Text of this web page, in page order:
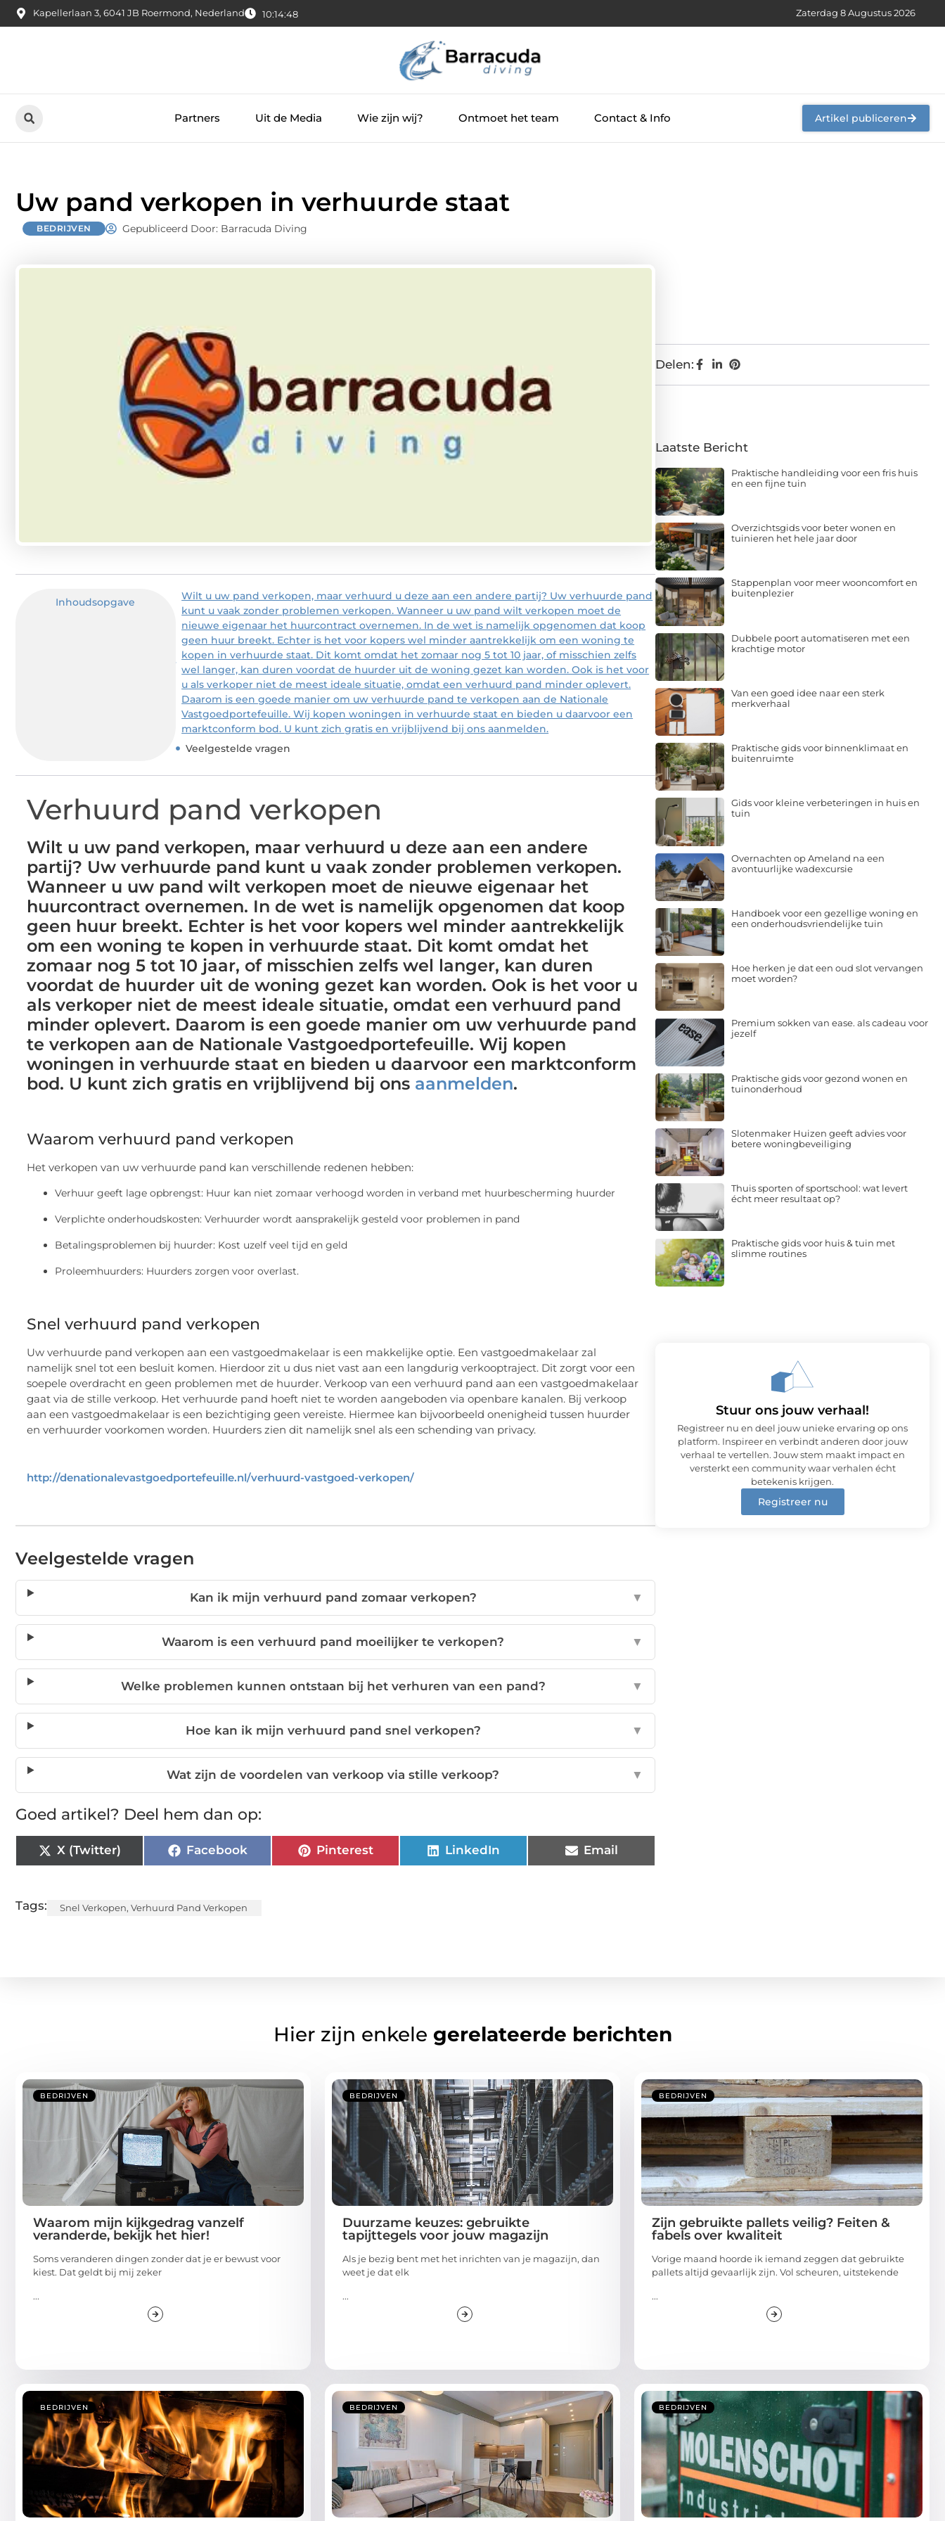
Kapellerlaan 3, 6041 JB Roermond, Nederland 10:14:50 Zaterdag 8 Augustus 2026
Partners Uit de Media Wie zijn wij? Ontmoet het team Contact & Info Artikel publiceren
Uw pand verkopen in verhuurde staat
BEDRIJVEN Gepubliceerd Door: Barracuda Diving
Inhoudsopgave
Wilt u uw pand verkopen, maar verhuurd u deze aan een andere partij? Uw verhuurde pand
kunt u vaak zonder problemen verkopen. Wanneer u uw pand wilt verkopen moet de
nieuwe eigenaar het huurcontract overnemen. In de wet is namelijk opgenomen dat koop
geen huur breekt. Echter is het voor kopers wel minder aantrekkelijk om een woning te
kopen in verhuurde staat. Dit komt omdat het zomaar nog 5 tot 10 jaar, of misschien zelfs
wel langer, kan duren voordat de huurder uit de woning gezet kan worden. Ook is het voor
u als verkoper niet de meest ideale situatie, omdat een verhuurd pand minder oplevert.
Daarom is een goede manier om uw verhuurde pand te verkopen aan de Nationale
Vastgoedportefeuille. Wij kopen woningen in verhuurde staat en bieden u daarvoor een
marktconform bod. U kunt zich gratis en vrijblijvend bij ons aanmelden.
Veelgestelde vragen
Verhuurd pand verkopen
Wilt u uw pand verkopen, maar verhuurd u deze aan een andere
partij? Uw verhuurde pand kunt u vaak zonder problemen verkopen.
Wanneer u uw pand wilt verkopen moet de nieuwe eigenaar het
huurcontract overnemen. In de wet is namelijk opgenomen dat koop
geen huur breekt. Echter is het voor kopers wel minder aantrekkelijk
om een woning te kopen in verhuurde staat. Dit komt omdat het
zomaar nog 5 tot 10 jaar, of misschien zelfs wel langer, kan duren
voordat de huurder uit de woning gezet kan worden. Ook is het voor u
als verkoper niet de meest ideale situatie, omdat een verhuurd pand
minder oplevert. Daarom is een goede manier om uw verhuurde pand
te verkopen aan de Nationale Vastgoedportefeuille. Wij kopen
woningen in verhuurde staat en bieden u daarvoor een marktconform
bod. U kunt zich gratis en vrijblijvend bij ons aanmelden.
Waarom verhuurd pand verkopen
Het verkopen van uw verhuurde pand kan verschillende redenen hebben:
Verhuur geeft lage opbrengst: Huur kan niet zomaar verhoogd worden in verband met huurbescherming huurder
Verplichte onderhoudskosten: Verhuurder wordt aansprakelijk gesteld voor problemen in pand
Betalingsproblemen bij huurder: Kost uzelf veel tijd en geld
Proleemhuurders: Huurders zorgen voor overlast.
Snel verhuurd pand verkopen
Uw verhuurde pand verkopen aan een vastgoedmakelaar is een makkelijke optie. Een vastgoedmakelaar zal
namelijk snel tot een besluit komen. Hierdoor zit u dus niet vast aan een langdurig verkooptraject. Dit zorgt voor een
soepele overdracht en geen problemen met de huurder. Verkoop van een verhuurd pand aan een vastgoedmakelaar
gaat via de stille verkoop. Het verhuurde pand hoeft niet te worden aangeboden via openbare kanalen. Bij verkoop
aan een vastgoedmakelaar is een bezichtiging geen vereiste. Hiermee kan bijvoorbeeld onenigheid tussen huurder
en verhuurder voorkomen worden. Huurders zien dit namelijk snel als een schending van privacy.
http://denationalevastgoedportefeuille.nl/verhuurd-vastgoed-verkopen/
Veelgestelde vragen
Kan ik mijn verhuurd pand zomaar verkopen? ▼
Waarom is een verhuurd pand moeilijker te verkopen? ▼
Welke problemen kunnen ontstaan bij het verhuren van een pand? ▼
Hoe kan ik mijn verhuurd pand snel verkopen? ▼
Wat zijn de voordelen van verkoop via stille verkoop? ▼
Goed artikel? Deel hem dan op:
X (Twitter) Facebook Pinterest LinkedIn Email
Tags: Snel Verkopen, Verhuurd Pand Verkopen
Delen:
Laatste Bericht
Praktische handleiding voor een fris huis
en een fijne tuin
Overzichtsgids voor beter wonen en
tuinieren het hele jaar door
Stappenplan voor meer wooncomfort en
buitenplezier
Dubbele poort automatiseren met een
krachtige motor
Van een goed idee naar een sterk
merkverhaal
Praktische gids voor binnenklimaat en
buitenruimte
Gids voor kleine verbeteringen in huis en
tuin
Overnachten op Ameland na een
avontuurlijke wadexcursie
Handboek voor een gezellige woning en
een onderhoudsvriendelijke tuin
Hoe herken je dat een oud slot vervangen
moet worden?
Premium sokken van ease. als cadeau voor
jezelf
Praktische gids voor gezond wonen en
tuinonderhoud
Slotenmaker Huizen geeft advies voor
betere woningbeveiliging
Thuis sporten of sportschool: wat levert
écht meer resultaat op?
Praktische gids voor huis & tuin met
slimme routines
Stuur ons jouw verhaal!
Registreer nu en deel jouw unieke ervaring op ons
platform. Inspireer en verbindt anderen door jouw
verhaal te vertellen. Jouw stem maakt impact en
versterkt een community waar verhalen écht
betekenis krijgen.
Registreer nu
Hier zijn enkele gerelateerde berichten
BEDRIJVEN
Waarom mijn kijkgedrag vanzelf
veranderde, bekijk het hier!
Soms veranderen dingen zonder dat je er bewust voor
kiest. Dat geldt bij mij zeker
...
BEDRIJVEN
Duurzame keuzes: gebruikte
tapijttegels voor jouw magazijn
Als je bezig bent met het inrichten van je magazijn, dan
weet je dat elk
...
BEDRIJVEN
Zijn gebruikte pallets veilig? Feiten &
fabels over kwaliteit
Vorige maand hoorde ik iemand zeggen dat gebruikte
pallets altijd gevaarlijk zijn. Vol scheuren, uitstekende
...
BEDRIJVEN BEDRIJVEN BEDRIJVEN